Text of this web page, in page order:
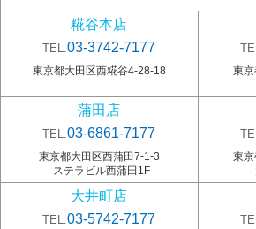
糀谷本店
TEL.03-3742-7177
東京都大田区西糀谷4-28-18
東
蒲田店
TEL.03-6861-7177
東京都大田区西蒲田7-1-3
ステラビル西蒲田1F
東
大井町店
TEL.03-5742-7177